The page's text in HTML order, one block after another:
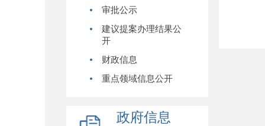
审批公示
建议提案办理结果公
开
财政信息
重点领域信息公开
政府信息